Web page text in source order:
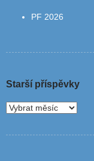
PF 2026
Starší příspěvky